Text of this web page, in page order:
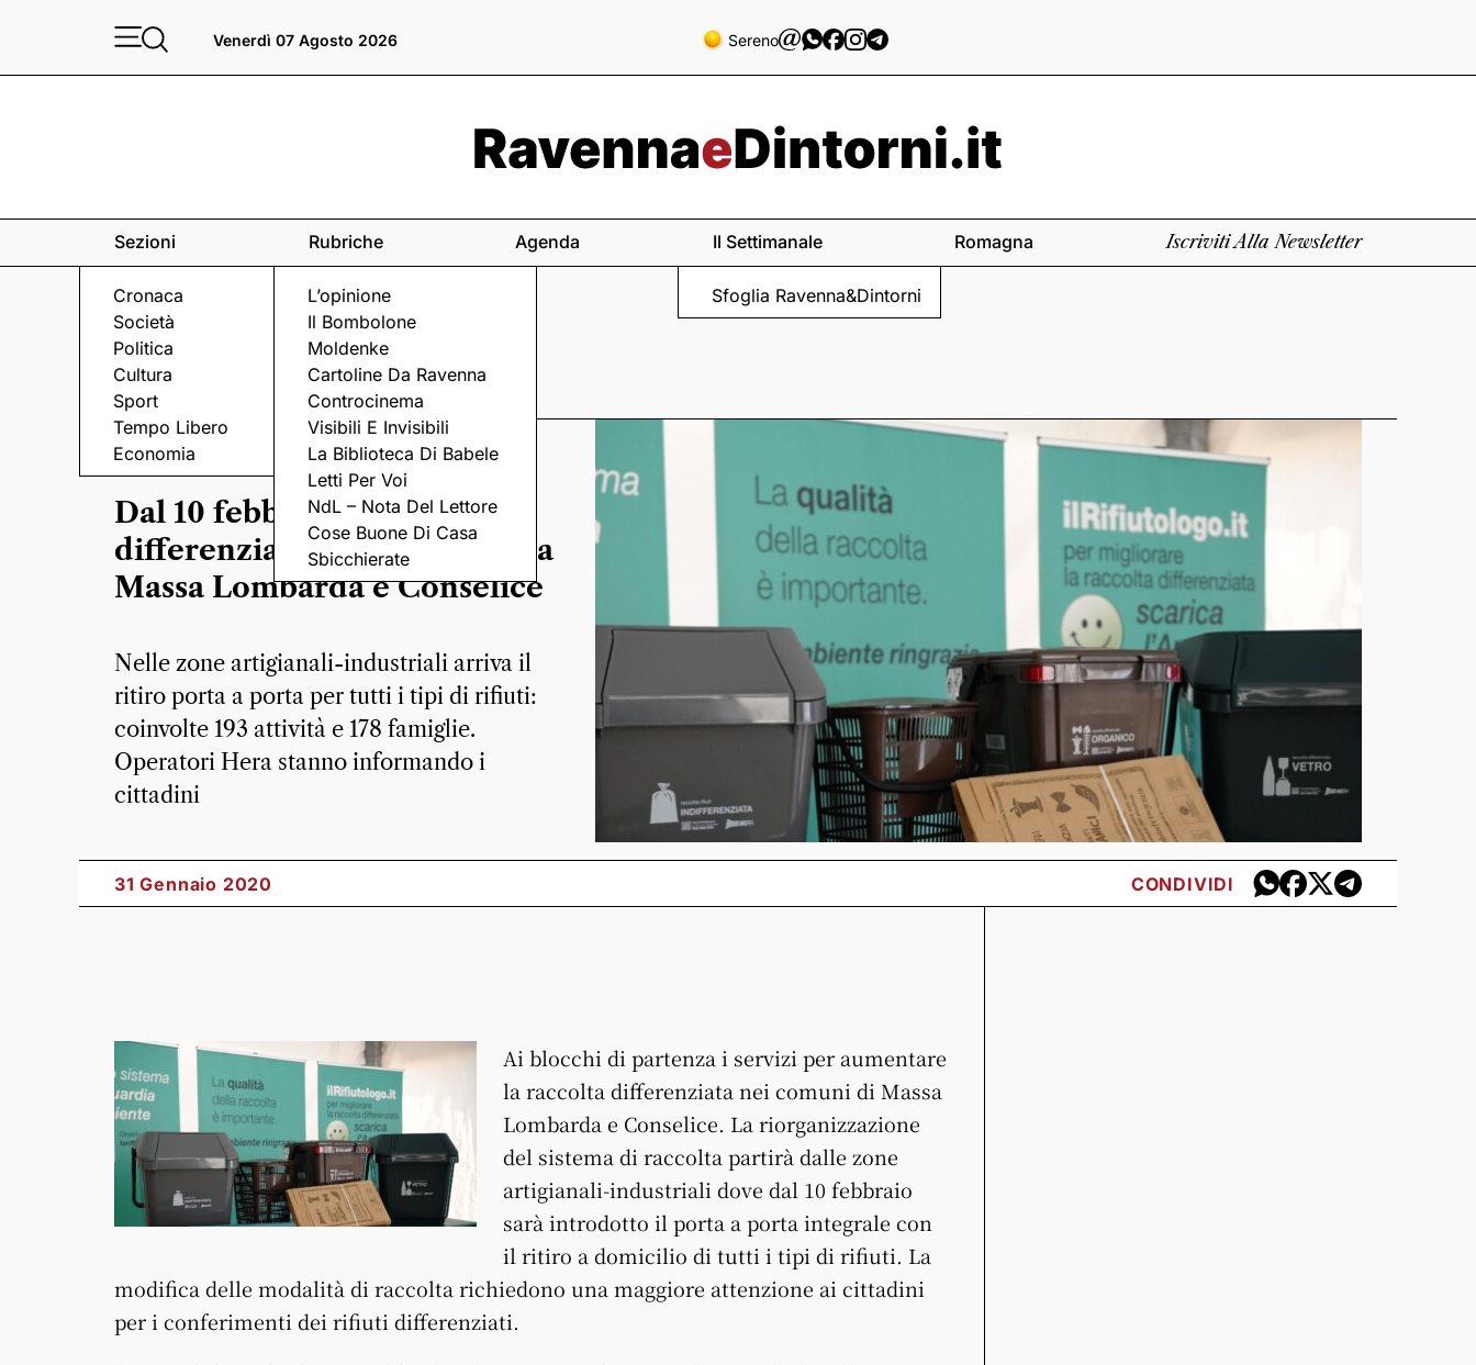
Venerdì 07 Agosto 2026 Sereno
Sezioni
Cronaca
Società
Politica
Cultura
Sport
Tempo Libero
Economia
Rubriche
L’opinione
Il Bombolone
Moldenke
Cartoline Da Ravenna
Controcinema
Visibili E Invisibili
La Biblioteca Di Babele
Letti Per Voi
NdL – Nota Del Lettore
Cose Buone Di Casa
Sbicchierate
Agenda Il Settimanale
Sfoglia Ravenna&Dintorni
Romagna Iscriviti Alla Newsletter
RIFIUTI
Dal 10 febbraio cambia la
differenziata per 371 utenze a
Massa Lombarda e Conselice
Nelle zone artigianali-industriali arriva il
ritiro porta a porta per tutti i tipi di rifiuti:
coinvolte 193 attività e 178 famiglie.
Operatori Hera stanno informando i
cittadini
31 Gennaio 2020 CONDIVIDI
Ai blocchi di partenza i servizi per aumentare
la raccolta differenziata nei comuni di Massa
Lombarda e Conselice. La riorganizzazione
del sistema di raccolta partirà dalle zone
artigianali-industriali dove dal 10 febbraio
sarà introdotto il porta a porta integrale con
il ritiro a domicilio di tutti i tipi di rifiuti. La
modifica delle modalità di raccolta richiedono una maggiore attenzione ai cittadini
per i conferimenti dei rifiuti differenziati.